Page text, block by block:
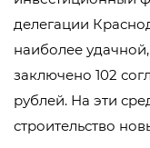
делегации
наиболее
заключено 102
рублей. На эти
строительство